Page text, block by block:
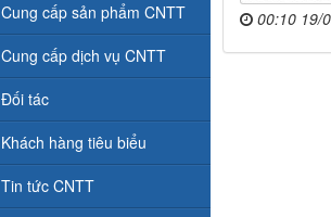
00:10 19/
Cung cấp sản phẩm CNTT
Cung cấp dịch vụ CNTT
Đối tác
Khách hàng tiêu biểu
Tin tức CNTT